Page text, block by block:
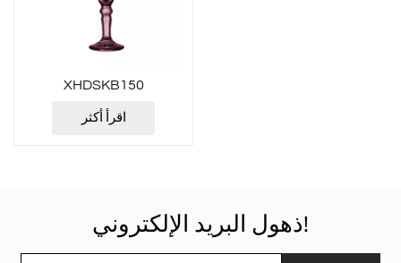
XHDSKB150
اقرأ أكثر
ذهول البريد الإلكتروني!